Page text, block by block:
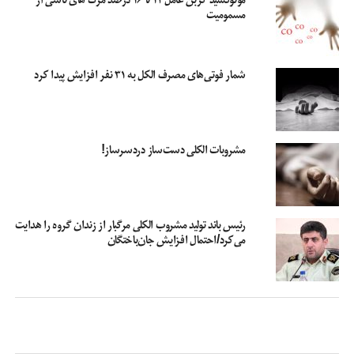
قانونی ذی ربط است.
دانشجویان علم و صنعت علت مسمومیت دانشجویان
مسمومیت
مسمومیت دانشجویان علم و صنعت
مسمومیت غذایی دانشجویان علم و صنعت
مسمومیت‌‌
شمار فوتی‌های مصرف الکل به ۳۱ نفر افزایش پیدا کرد
مشروبات الکلی دست‌ساز دردسرساز!
رئیس باند تولید مشروب الکلی مرگبار از زندان گروه را هدایت
می‌کرد/احتمال افزایش جان‌باختگان